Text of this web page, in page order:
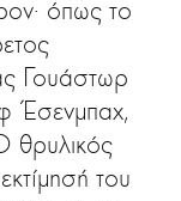
όπως το
Γουάστωρ
Έσενμπαχ,
θρυλικός
του